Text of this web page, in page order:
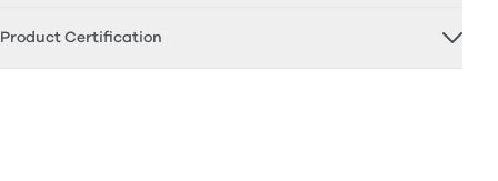
Product Certification